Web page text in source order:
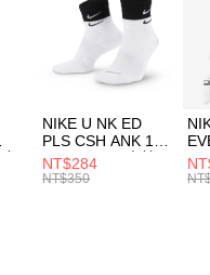
【「AFTEE先享後付」結帳
１．於結帳方式選擇「
付」結帳頁面，進行簡訊認
２．訂單成立數日內，您將
３．收到繳費通知簡訊後
／ATM／網路銀行／等多
※ 請注意：結帳手續完成當
絡購買商品的店家。未經商
先享後付繳納相關費用。
每筆NT$100，滿
每筆NT$100，滿
付款後門市自取
每筆NT$100，滿
NIKE U NK ED
PLS CSH ANK 1P
144 DBL 男 中統
襪 DH4058104
NT$284
NT$350
男